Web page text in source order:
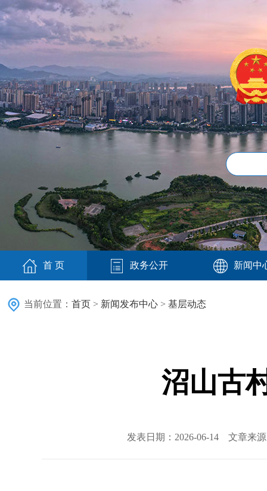
首 页 政务公开 新闻中
当前位置： 首页 > 新闻发布中心 > 基层动态
沼山古
发表日期：2026-06-14 文章来